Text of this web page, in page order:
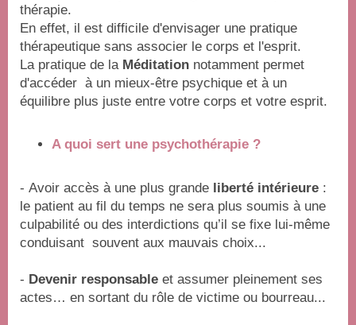
thérapie.
En effet, il est difficile d'envisager une pratique
thérapeutique sans associer le corps et l'esprit.
La pratique de la Méditation notamment permet
d'accéder à un mieux-être psychique et à un
équilibre plus juste entre votre corps et votre esprit.
A quoi sert une psychothérapie ?
- Avoir accès à une plus grande liberté intérieure :
le patient au fil du temps ne sera plus soumis à une
culpabilité ou des interdictions qu’il se fixe lui-même
conduisant souvent aux mauvais choix...
- Devenir responsable et assumer pleinement ses
actes… en sortant du rôle de victime ou bourreau...